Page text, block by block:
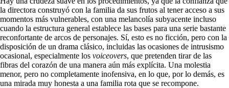
la directora construyó con la familia da sus frutos al tener acceso a sus
momentos más vulnerables, con una melancolía subyacente incluso
cuando la estructura general establece las bases para una serie bastante
reconfortante de arcos de personajes. Sí, esto es no ficción, pero con la
disposición de un drama clásico, incluidas las ocasiones de intrusismo
ocasional, especialmente los voiceovers, que pretenden tirar de las
fibras del corazón de una manera aún más explícita. Una molestia
menor, pero no completamente inofensiva, en lo que, por lo demás, es
una mirada muy honesta a una familia rota que se recompone.